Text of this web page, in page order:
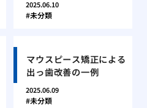
2025.06.10
未分類
マウスピース矯正による
出っ歯改善の一例
2025.06.09
未分類